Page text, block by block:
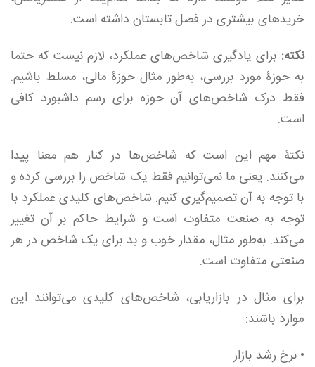
خریدهای بیشتری در فصل تابستان داشته است.
نکته: برای یادگیری شاخص‌های عملکرد، لازم نیست که حتما
به حوزۀ مورد بررسی، به‌طور مثال حوزۀ مالی، مسلط باشیم.
فقط درک شاخص‌های آن حوزه برای رسم داشبورد کافی
است.
نکتۀ مهم این است که شاخص‌ها در کنار هم معنا پیدا
می‌کنند. یعنی ما نمی‌توانیم فقط یک شاخص را بررسی کرده و
با توجه به آن تصمیم‌گیری کنیم. شاخص‌های کلیدی عملکرد با
توجه به صنعت متفاوت است و شرایط حاکم بر آن تغییر
می‌کند. به‌طور مثال، مقدار خوب و بد برای یک شاخص در هر
صنعتی متفاوت است.
برای مثال در بازاریابی،‌ شاخص‌های کلیدی می‌توانند این
موارد باشند:
• نرخ رشد بازار